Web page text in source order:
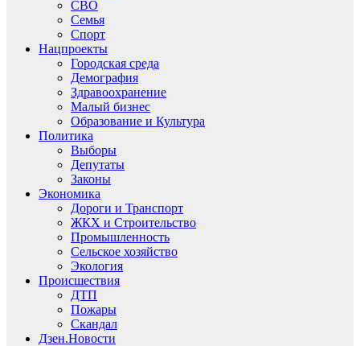
СВО
Семья
Спорт
Нацпроекты
Городская среда
Демография
Здравоохранение
Малый бизнес
Образование и Культура
Политика
Выборы
Депутаты
Законы
Экономика
Дороги и Транспорт
ЖКХ и Строительство
Промышленность
Сельское хозяйство
Экология
Происшествия
ДТП
Пожары
Скандал
Дзен.Новости